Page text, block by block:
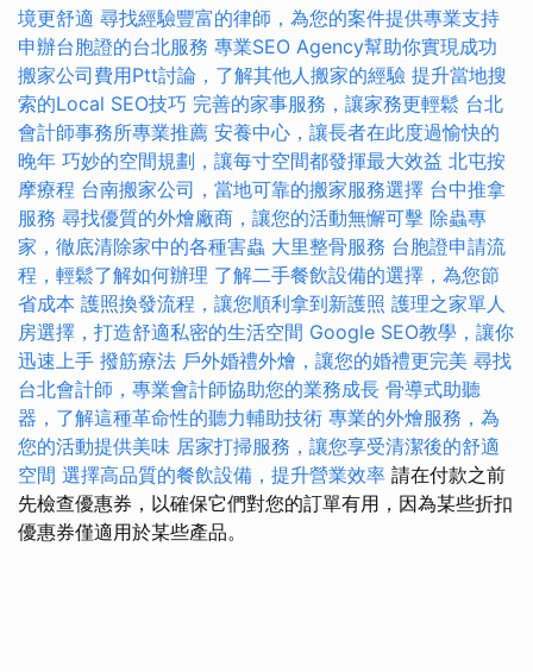
境更舒適 尋找經驗豐富的律師，為您的案件提供專業支持
申辦台胞證的台北服務 專業SEO Agency幫助你實現成功
搬家公司費用Ptt討論，了解其他人搬家的經驗 提升當地搜
索的Local SEO技巧 完善的家事服務，讓家務更輕鬆 台北
會計師事務所專業推薦 安養中心，讓長者在此度過愉快的
晚年 巧妙的空間規劃，讓每寸空間都發揮最大效益 北屯按
摩療程 台南搬家公司，當地可靠的搬家服務選擇 台中推拿
服務 尋找優質的外燴廠商，讓您的活動無懈可擊 除蟲專
家，徹底清除家中的各種害蟲 大里整骨服務 台胞證申請流
程，輕鬆了解如何辦理 了解二手餐飲設備的選擇，為您節
省成本 護照換發流程，讓您順利拿到新護照 護理之家單人
房選擇，打造舒適私密的生活空間 Google SEO教學，讓你
迅速上手 撥筋療法 戶外婚禮外燴，讓您的婚禮更完美 尋找
台北會計師，專業會計師協助您的業務成長 骨導式助聽
器，了解這種革命性的聽力輔助技術 專業的外燴服務，為
您的活動提供美味 居家打掃服務，讓您享受清潔後的舒適
空間 選擇高品質的餐飲設備，提升營業效率 請在付款之前
先檢查優惠券，以確保它們對您的訂單有用，因為某些折扣
優惠券僅適用於某些產品。